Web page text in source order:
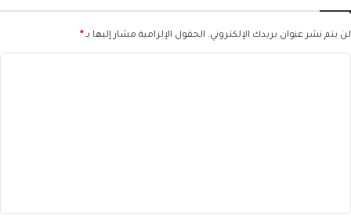
لن يتم نشر عنوان بريدك الإلكتروني. الحقول الإلزامية مشار إليها بـ*